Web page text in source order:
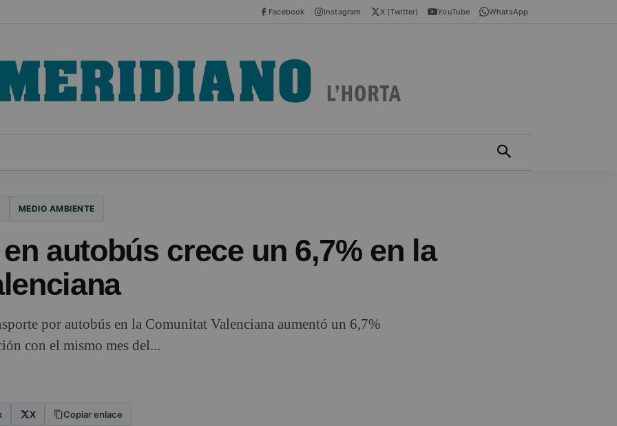
Facebook Instagram X (Twitter) YouTube WhatsApp
MEDIO AMBIENTE
autobús crece un 6,7% en la
por autobús en la Comunitat Valenciana aumentó un 6,7%
con el mismo mes del...
X Copiar enlace